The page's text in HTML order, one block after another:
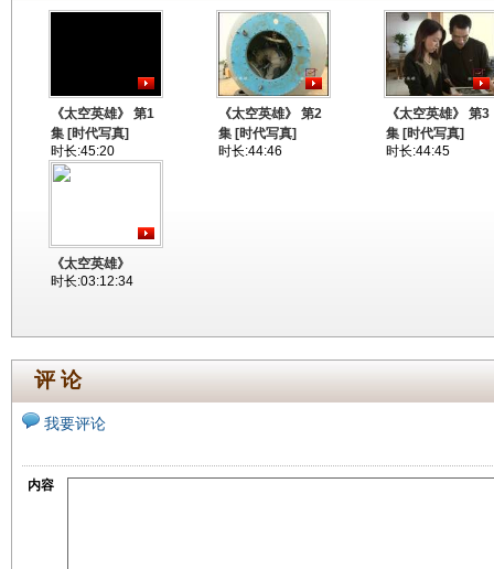
《太空英雄》 第1
集 [时代写真]
时长:45:20
《太空英雄》 第2
集 [时代写真]
时长:44:46
《太空英雄》 第3
集 [时代写真]
时长:44:45
《太空英雄》
时长:03:12:34
评 论
我要评论
内容